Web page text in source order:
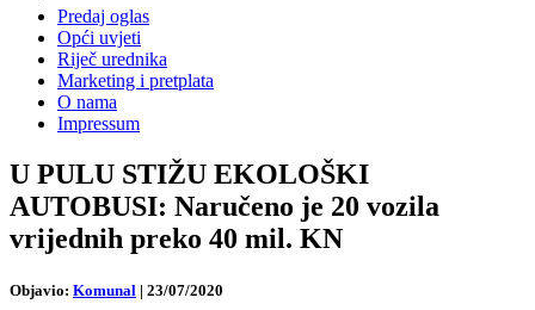
Predaj oglas
Opći uvjeti
Riječ urednika
Marketing i pretplata
O nama
Impressum
U PULU STIŽU EKOLOŠKI
AUTOBUSI: Naručeno je 20 vozila
vrijednih preko 40 mil. KN
Objavio: Komunal | 23/07/2020